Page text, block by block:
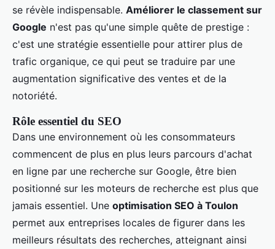
se révèle indispensable. Améliorer le classement sur
Google n'est pas qu'une simple quête de prestige :
c'est une stratégie essentielle pour attirer plus de
trafic organique, ce qui peut se traduire par une
augmentation significative des ventes et de la
notoriété.
Rôle essentiel du SEO
Dans une environnement où les consommateurs
commencent de plus en plus leurs parcours d'achat
en ligne par une recherche sur Google, être bien
positionné sur les moteurs de recherche est plus que
jamais essentiel. Une optimisation SEO à Toulon
permet aux entreprises locales de figurer dans les
meilleurs résultats des recherches, atteignant ainsi